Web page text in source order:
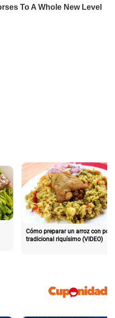
Cómo preparar un arroz con pollo
tradicional riquísimo (VIDEO)